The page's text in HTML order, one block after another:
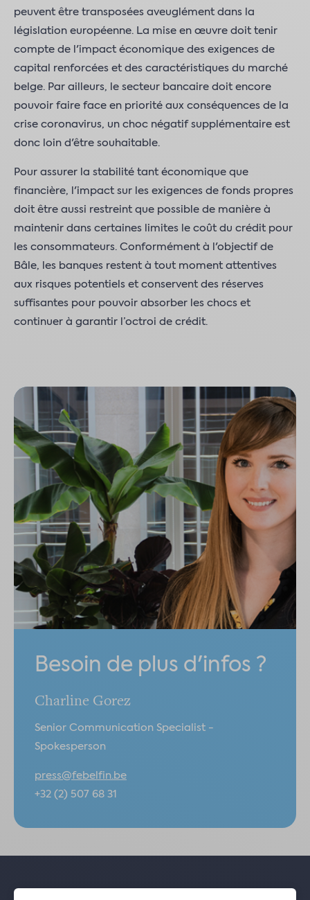
peuvent être transposées aveuglément dans la
législation européenne. La mise en œuvre doit tenir
compte de l'impact économique des exigences de
capital renforcées et des caractéristiques du marché
belge. Par ailleurs, le secteur bancaire doit encore
pouvoir faire face en priorité aux conséquences de la
crise coronavirus, un choc négatif supplémentaire est
donc loin d'être souhaitable.
Pour assurer la stabilité tant économique que
financière, l'impact sur les exigences de fonds propres
doit être aussi restreint que possible de manière à
maintenir dans certaines limites le coût du crédit pour
les consommateurs. Conformément à l'objectif de
Bâle, les banques restent à tout moment attentives
aux risques potentiels et conservent des réserves
suffisantes pour pouvoir absorber les chocs et
continuer à garantir l’octroi de crédit.
Besoin de plus d'infos ?
Charline Gorez
Senior Communication Specialist -
Spokesperson
press@febelfin.be
+32 (2) 507 68 31